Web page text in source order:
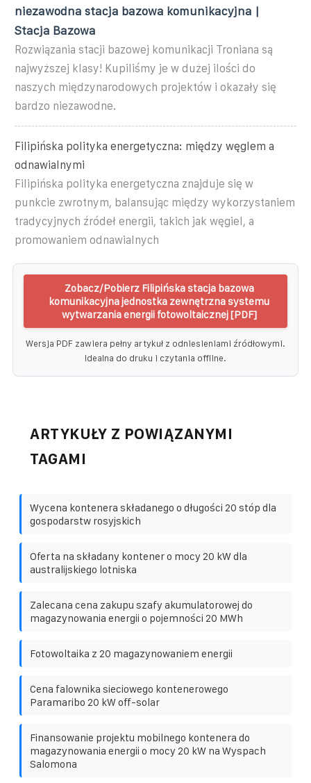
niezawodna stacja bazowa komunikacyjna |
Stacja Bazowa
Rozwiązania stacji bazowej komunikacji Troniana są
najwyższej klasy! Kupiliśmy je w dużej ilości do
naszych międzynarodowych projektów i okazały się
bardzo niezawodne.
Filipińska polityka energetyczna: między węglem a
odnawialnymi
Filipińska polityka energetyczna znajduje się w
punkcie zwrotnym, balansując między wykorzystaniem
tradycyjnych źródeł energii, takich jak węgiel, a
promowaniem odnawialnych
Zobacz/Pobierz Filipińska stacja bazowa
komunikacyjna jednostka zewnętrzna systemu
wytwarzania energii fotowoltaicznej [PDF]
Wersja PDF zawiera pełny artykuł z odniesieniami źródłowymi.
Idealna do druku i czytania offline.
ARTYKUŁY Z POWIĄZANYMI
TAGAMI
Wycena kontenera składanego o długości 20 stóp dla
gospodarstw rosyjskich
Oferta na składany kontener o mocy 20 kW dla
australijskiego lotniska
Zalecana cena zakupu szafy akumulatorowej do
magazynowania energii o pojemności 20 MWh
Fotowoltaika z 20 magazynowaniem energii
Cena falownika sieciowego kontenerowego
Paramaribo 20 kW off-solar
Finansowanie projektu mobilnego kontenera do
magazynowania energii o mocy 20 kW na Wyspach
Salomona